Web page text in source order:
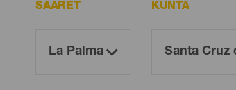
SAARET KUNTA